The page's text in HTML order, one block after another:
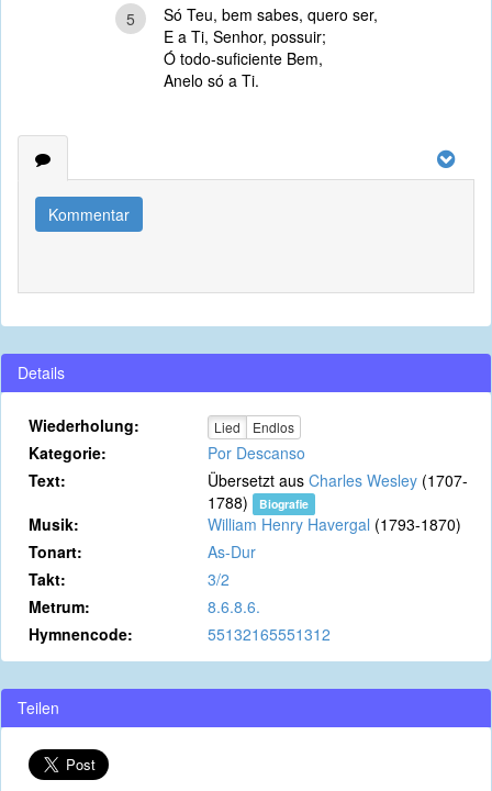
5
Só Teu, bem sabes, quero ser,
E a Ti, Senhor, possuir;
Ó todo-suficiente Bem,
Anelo só a Ti.
Kommentar
Details
Wiederholung: Lied Endlos
Kategorie:
Por Descanso
Text:
Übersetzt aus Charles Wesley (1707-
1788)
Biografie
Musik: William Henry Havergal (1793-1870)
Tonart:
As-Dur
Takt:
3/2
Metrum:
8.6.8.6.
Hymnencode:
55132165551312
Teilen